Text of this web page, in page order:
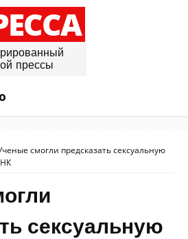
прессы
смогли предсказать сексуальную
сексуальную